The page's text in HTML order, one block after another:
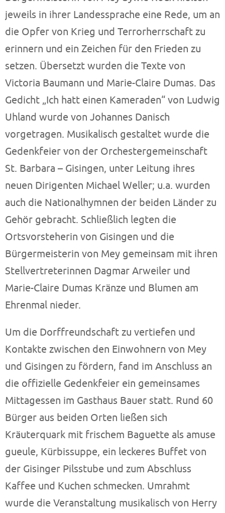
jeweils in ihrer Landessprache eine Rede, um an
die Opfer von Krieg und Terrorherrschaft zu
erinnern und ein Zeichen für den Frieden zu
setzen. Übersetzt wurden die Texte von
Victoria Baumann und Marie-Claire Dumas. Das
Gedicht „Ich hatt einen Kameraden“ von Ludwig
Uhland wurde von Johannes Danisch
vorgetragen. Musikalisch gestaltet wurde die
Gedenkfeier von der Orchestergemeinschaft
St. Barbara – Gisingen, unter Leitung ihres
neuen Dirigenten Michael Weller; u.a. wurden
auch die Nationalhymnen der beiden Länder zu
Gehör gebracht. Schließlich legten die
Ortsvorsteherin von Gisingen und die
Bürgermeisterin von Mey gemeinsam mit ihren
Stellvertreterinnen Dagmar Arweiler und
Marie-Claire Dumas Kränze und Blumen am
Ehrenmal nieder.
Um die Dorffreundschaft zu vertiefen und
Kontakte zwischen den Einwohnern von Mey
und Gisingen zu fördern, fand im Anschluss an
die offizielle Gedenkfeier ein gemeinsames
Mittagessen im Gasthaus Bauer statt. Rund 60
Bürger aus beiden Orten ließen sich
Kräuterquark mit frischem Baguette als amuse
gueule, Kürbissuppe, ein leckeres Buffet von
der Gisinger Pilsstube und zum Abschluss
Kaffee und Kuchen schmecken. Umrahmt
wurde die Veranstaltung musikalisch von Herry